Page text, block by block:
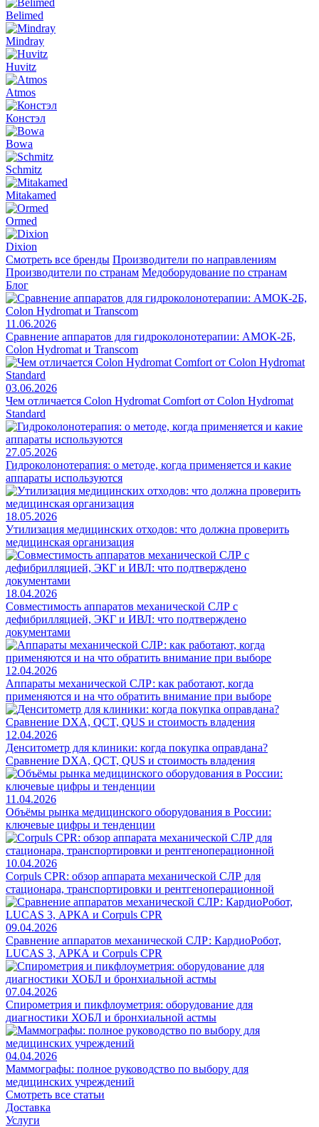
Belimed
Mindray
Huvitz
Atmos
Констэл
Bowa
Schmitz
Mitakamed
Ormed
Dixion
Смотреть все бренды Производители по направлениям
Производители по странам Медоборудование по странам
Блог
11.06.2026
Сравнение аппаратов для гидроколонотерапии: АМОК-2Б,
Colon Hydromat и Transcom
03.06.2026
Чем отличается Colon Hydromat Comfort от Colon Hydromat
Standard
27.05.2026
Гидроколонотерапия: о методе, когда применяется и какие
аппараты используются
18.05.2026
Утилизация медицинских отходов: что должна проверить
медицинская организация
18.04.2026
Совместимость аппаратов механической СЛР с
дефибрилляцией, ЭКГ и ИВЛ: что подтверждено
документами
12.04.2026
Аппараты механической СЛР: как работают, когда
применяются и на что обратить внимание при выборе
12.04.2026
Денситометр для клиники: когда покупка оправдана?
Сравнение DXA, QCT, QUS и стоимость владения
11.04.2026
Объёмы рынка медицинского оборудования в России:
ключевые цифры и тенденции
10.04.2026
Corpuls CPR: обзор аппарата механической СЛР для
стационара, транспортировки и рентгеноперационной
09.04.2026
Сравнение аппаратов механической СЛР: КардиоРобот,
LUCAS 3, АРКА и Corpuls CPR
07.04.2026
Спирометрия и пикфлоуметрия: оборудование для
диагностики ХОБЛ и бронхиальной астмы
04.04.2026
Маммографы: полное руководство по выбору для
медицинских учреждений
Смотреть все статьи
Доставка
Услуги